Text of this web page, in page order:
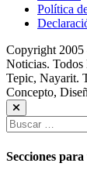
Política
Copyright
Noticias. Todos
Tepic, Nayarit.
Concepto,
Buscar:
Secciones